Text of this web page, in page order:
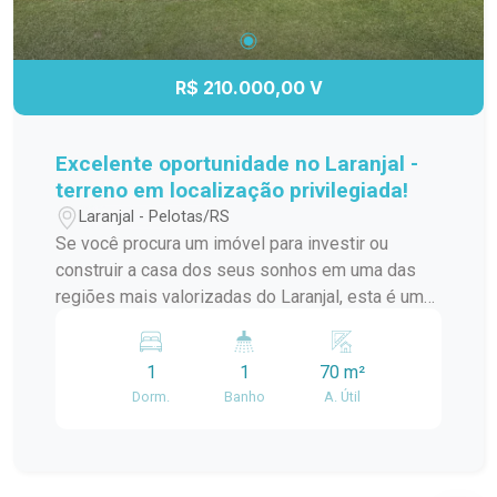
próximo lar!
R$ 210.000,00 V
Excelente oportunidade no Laranjal -
terreno em localização privilegiada!
Laranjal - Pelotas/RS
Se você procura um imóvel para investir ou
construir a casa dos seus sonhos em uma das
regiões mais valorizadas do Laranjal, esta é uma
alta, fora de zonas alagadiças, este imóvel está
em uma rua tranquila e com fácil acesso aos
principais pontos do bairro, oferecendo
1
Dorm.
1
Banho
70 m²
A. Útil